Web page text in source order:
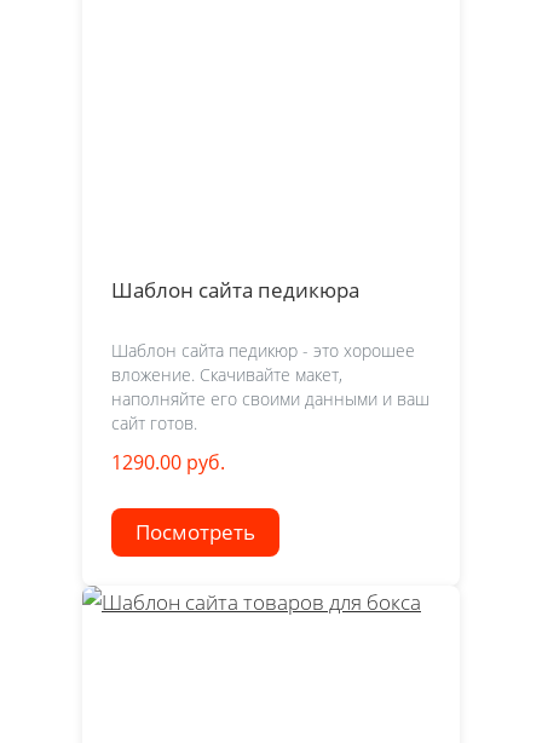
Шаблон сайта педикюра
Шаблон сайта педикюр - это хорошее
вложение. Скачивайте макет,
наполняйте его своими данными и ваш
сайт готов.
1290.00 руб.
Посмотреть